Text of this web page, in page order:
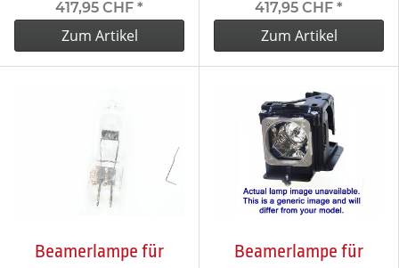
417,95 CHF *
Zum Artikel
417,95 CHF *
Zum Artikel
Beamerlampe für
Beamerlampe für